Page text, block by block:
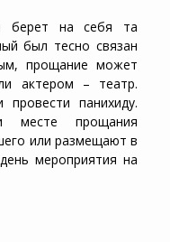
берет на себя та
был тесно связан
прощание может
актером – театр.
панихиду.
прощания
или размещают в
мероприятия на